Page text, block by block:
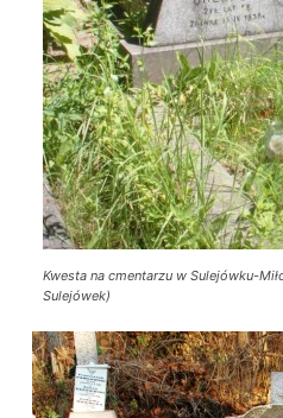
Kwesta na cmentarzu w Sulejówku-
Sulejówek)